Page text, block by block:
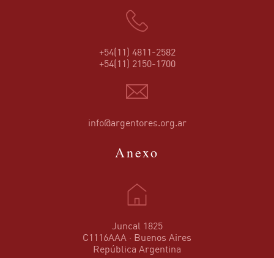
+54(11) 4811-2582
+54(11) 2150-1700
info@argentores.org.ar
Anexo
Juncal 1825
C1116AAA · Buenos Aires
República Argentina